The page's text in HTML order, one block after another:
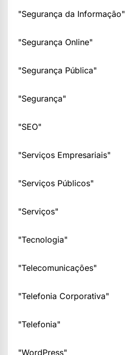
"Segurança da Informação"
"Segurança Online"
"Segurança Pública"
"Segurança"
"SEO"
"Serviços Empresariais"
"Serviços Públicos"
"Serviços"
"Tecnologia"
"Telecomunicações"
"Telefonia Corporativa"
"Telefonia"
"WordPress"